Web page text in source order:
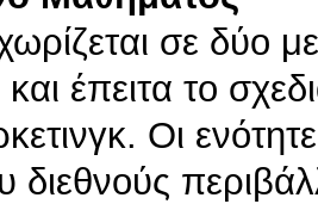
σε δύο
έπειτα το
Οι
διεθνούς